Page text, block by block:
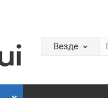
Везде